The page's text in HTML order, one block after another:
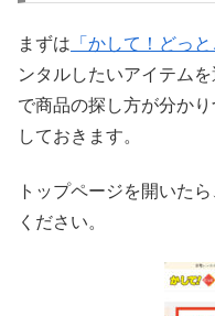
まずは 「かして！どっ
ンタルしたいアイテム
で商品の探し方が分か
しておきます。
トップページを開いた
ください。